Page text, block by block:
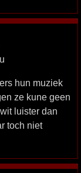
hun muziek
ze kune geen
luister dan
toch niet